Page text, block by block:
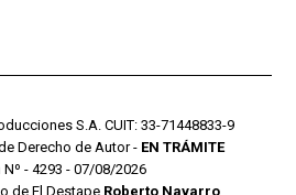
S.A. CUIT: 33-71448833-9
Derecho de Autor - EN TRÁMITE
- 4293 - 07/08/2026
de El Destape Roberto Navarro